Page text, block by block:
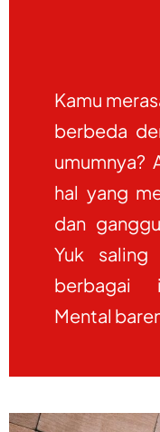
Kamu
berbeda
umumnya?
hal yang
dan
Yuk
berbagai
Mental